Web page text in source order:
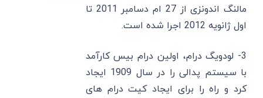
مالنگ اندونزی از 27 ام دسامبر 2011 تا
اول ژانویه 2012 اجرا شده است.
3- لودویگ درام، اولین درام بیس کارآمد
با سیستم پدالی را در سال 1909 ایجاد
کرد و راه را برای ایجاد کیت درام های